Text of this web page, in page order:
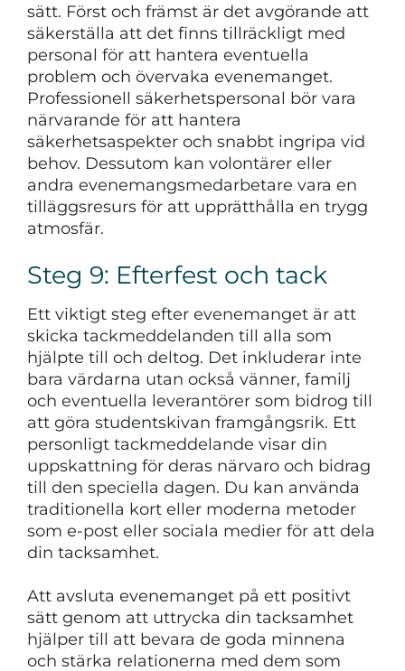
sätt. Först och främst är det avgörande att
säkerställa att det finns tillräckligt med
personal för att hantera eventuella
problem och övervaka evenemanget.
Professionell säkerhetspersonal bör vara
närvarande för att hantera
säkerhetsaspekter och snabbt ingripa vid
behov. Dessutom kan volontärer eller
andra evenemangsmedarbetare vara en
tilläggsresurs för att upprätthålla en trygg
atmosfär.
Steg 9: Efterfest och tack
Ett viktigt steg efter evenemanget är att
skicka tackmeddelanden till alla som
hjälpte till och deltog. Det inkluderar inte
bara värdarna utan också vänner, familj
och eventuella leverantörer som bidrog till
att göra studentskivan framgångsrik. Ett
personligt tackmeddelande visar din
uppskattning för deras närvaro och bidrag
till den speciella dagen. Du kan använda
traditionella kort eller moderna metoder
som e-post eller sociala medier för att dela
din tacksamhet.
Att avsluta evenemanget på ett positivt
sätt genom att uttrycka din tacksamhet
hjälper till att bevara de goda minnena
och stärka relationerna med dem som